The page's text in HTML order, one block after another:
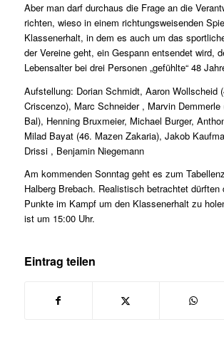
Aber man darf durchaus die Frage an die
richten, wieso in einem richtungsweisenden
Klassenerhalt, in dem es auch um das
der Vereine geht, ein Gespann entsendet wird,
Lebensalter bei drei Personen „gefühlte“ 48
Aufstellung: Dorian Schmidt, Aaron Wollscheid
Criscenzo), Marc Schneider , Marvin Demmerle
Bal), Henning Bruxmeier, Michael Burger,
Milad Bayat (46. Mazen Zakaria), Jakob
Drissi , Benjamin Niegemann
Am kommenden Sonntag geht es zum
Halberg Brebach. Realistisch betrachtet dürften
Punkte im Kampf um den Klassenerhalt zu
ist um 15:00 Uhr.
Eintrag teilen